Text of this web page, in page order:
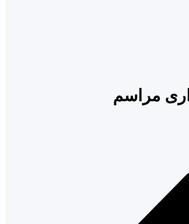
مراسم